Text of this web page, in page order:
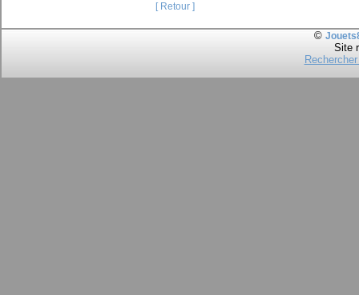
[ Retour ]
©
Site